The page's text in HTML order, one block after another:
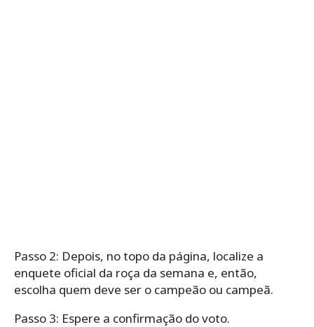
Passo 2: Depois, no topo da página, localize a
enquete oficial da roça da semana e, então,
escolha quem deve ser o campeão ou campeã.
Passo 3: Espere a confirmação do voto.